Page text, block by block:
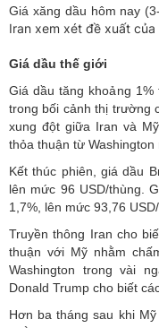
Giá xăng dầu hôm nay
Iran xem xét đề xuất
Giá dầu thế giới
Giá dầu tăng khoảng 1%
trong bối cảnh thị trường
xung đột giữa Iran và
thỏa thuận từ
Kết thúc phiên, giá dầu
lên mức 96 USD/thùng.
1,7%, lên mức 93,76 USD/
Truyền thông Iran cho
thuận với Mỹ nhằm
Washington trong vài
Donald Trump cho biết
Hơn ba tháng sau khi